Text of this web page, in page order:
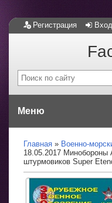
Регистрация Вход
Меню
Главная
Военно-
18.05.2017 Минобороны
штурмовиков Super